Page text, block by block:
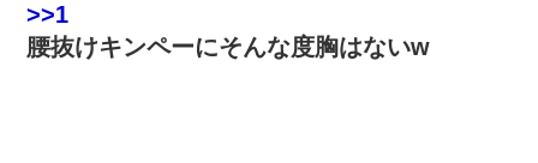
>>1
腰抜けキンペーにそんな度胸はないw